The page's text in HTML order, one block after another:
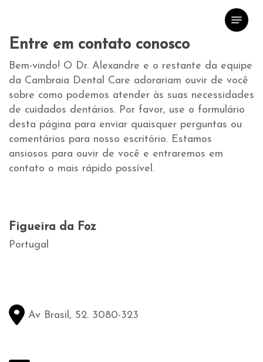
main
content
Entre em contato conosco
Bem-vindo! O Dr. Alexandre e o restante da equipe
da Cambraia Dental Care adorariam ouvir de você
sobre como podemos atender às suas necessidades
de cuidados dentários. Por favor, use o formulário
desta página para enviar quaisquer perguntas ou
comentários para nosso escritório. Estamos
ansiosos para ouvir de você e entraremos em
contato o mais rápido possível.
Figueira da Foz
Portugal
Av Brasil, 52. 3080-323